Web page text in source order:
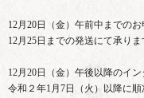
12月20日（金）午前中までの
12月25日までの発送にて承り
12月20日（金）午後以降のイ
令和２年1月7日（火）以降に